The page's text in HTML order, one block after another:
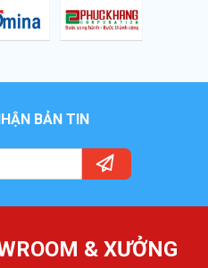
BẢN TIN
& XƯỞNG